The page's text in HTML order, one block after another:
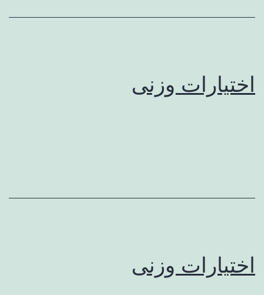
اختیارات وزنی
اختیارات وزنی